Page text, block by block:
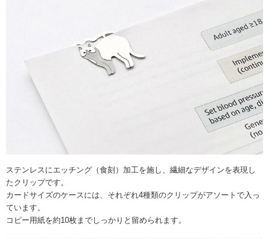
ステンレスにエッチング（食刻）加工を施し、繊細なデザインを表現し
たクリップです。
カードサイズのケースには、それぞれ4種類のクリップがアソートで入っ
ています。
コピー用紙を約10枚までしっかりと留められます。